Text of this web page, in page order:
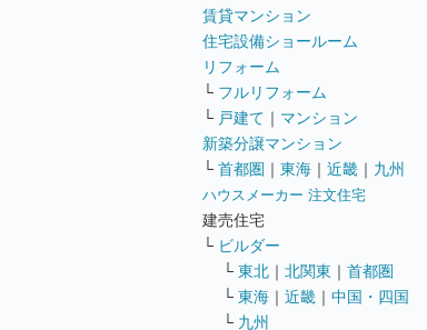
賃貸マンション
住宅設備ショールーム
リフォーム
└ フルリフォーム
└ 戸建て ｜ マンション
新築分譲マンション
└ 首都圏 ｜ 東海 ｜ 近畿 ｜ 九州
ハウスメーカー 注文住宅
建売住宅
└ ビルダー
└ 東北 ｜ 北関東 ｜ 首都圏
└ 東海 ｜ 近畿 ｜ 中国・四国
└ 九州